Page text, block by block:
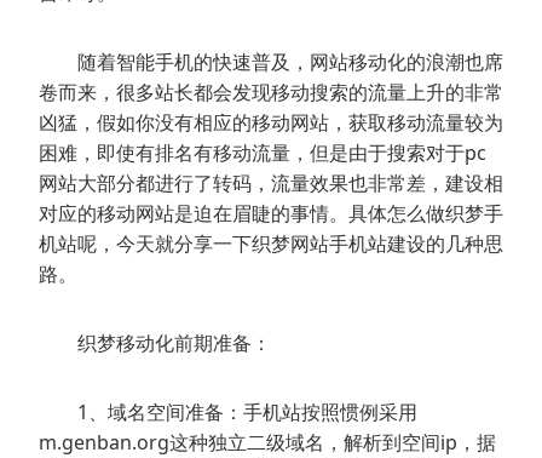
随着智能手机的快速普及，网站移动化的浪潮也席
卷而来，很多站长都会发现移动搜索的流量上升的非常
凶猛，假如你没有相应的移动网站，获取移动流量较为
困难，即使有排名有移动流量，但是由于搜索对于pc
网站大部分都进行了转码，流量效果也非常差，建设相
对应的移动网站是迫在眉睫的事情。具体怎么做织梦手
机站呢，今天就分享一下织梦网站手机站建设的几种思
路。
织梦移动化前期准备：
1、域名空间准备：手机站按照惯例采用
m.genban.org这种独立二级域名，解析到空间ip，据